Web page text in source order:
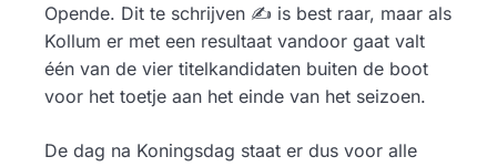
Opende. Dit te schrijven ✍️ is best raar, maar als
Kollum er met een resultaat vandoor gaat valt
één van de vier titelkandidaten buiten de boot
voor het toetje aan het einde van het seizoen.
De dag na Koningsdag staat er dus voor alle